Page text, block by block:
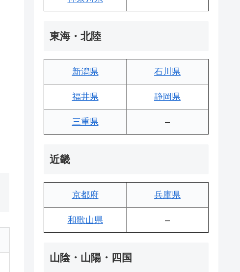
東海・北陸
新潟県 石川県
福井県 静岡県
三重県 –
近畿
京都府 兵庫県
和歌山県 –
山陰・山陽・四国